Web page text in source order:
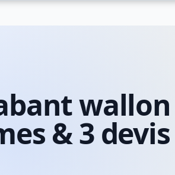
wallon
& 3 devis